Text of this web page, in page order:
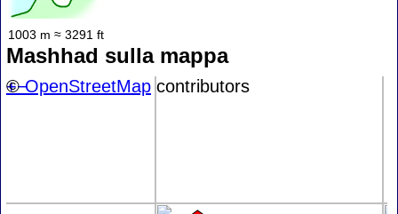
1003 m ≈ 3291 ft
Mashhad sulla mappa
+−
©OpenStreetMap contributors